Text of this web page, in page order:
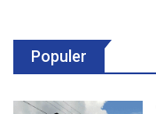
Populer